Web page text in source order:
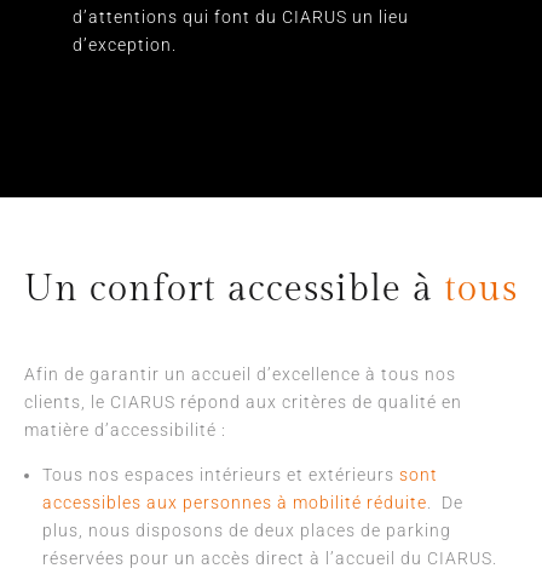
d’attentions qui font du CIARUS un lieu
d’exception.
Un confort accessible à tous
Afin de garantir un accueil d’excellence à tous nos
clients, le CIARUS répond aux critères de qualité en
matière d’accessibilité :
Tous nos espaces intérieurs et extérieurs sont
accessibles aux personnes à mobilité réduite . De
plus, nous disposons de deux places de parking
réservées pour un accès direct à l’accueil du CIARUS.